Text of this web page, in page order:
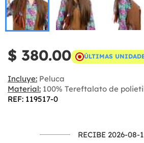
$ 380.00 ÚLTIMAS
Incluye: Peluca
Material: 100% Tereftalato de
REF: 119517-0
RECIBE 2026-08-